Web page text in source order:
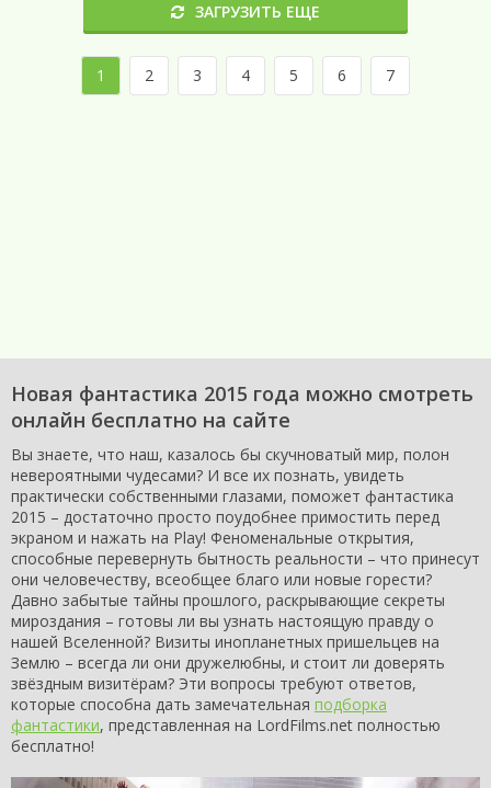
ЗАГРУЗИТЬ ЕЩЕ
1 2 3 4 5 6 7
Новая фантастика 2015 года можно смотреть
онлайн бесплатно на сайте
Вы знаете, что наш, казалось бы скучноватый мир, полон
невероятными чудесами? И все их познать, увидеть
практически собственными глазами, поможет фантастика
2015 – достаточно просто поудобнее примостить перед
экраном и нажать на Play! Феноменальные открытия,
способные перевернуть бытность реальности – что принесут
они человечеству, всеобщее благо или новые горести?
Давно забытые тайны прошлого, раскрывающие секреты
мироздания – готовы ли вы узнать настоящую правду о
нашей Вселенной? Визиты инопланетных пришельцев на
Землю – всегда ли они дружелюбны, и стоит ли доверять
звёздным визитёрам? Эти вопросы требуют ответов,
которые способна дать замечательная подборка
фантастики, представленная на LordFilms.net полностью
бесплатно!